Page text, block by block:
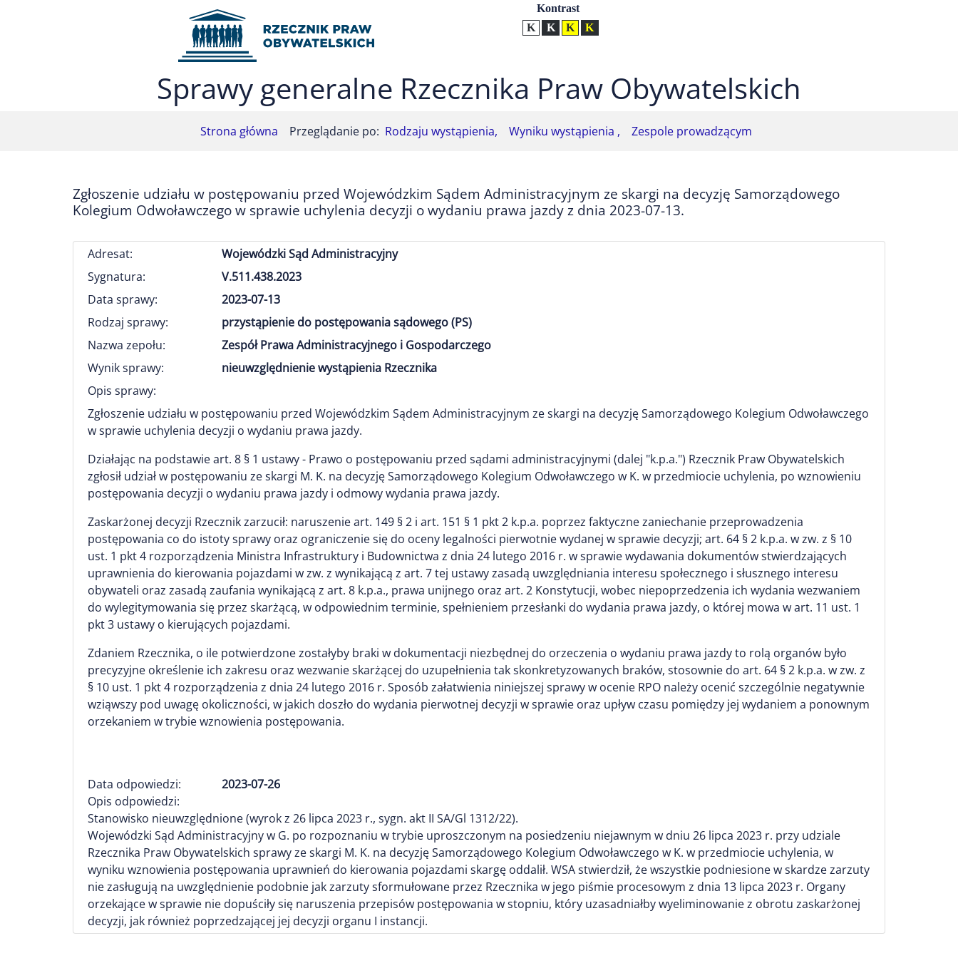
Przejdź do menu głównego (nacisnij Enter)
Przejdź do mapy serwisu (nacisnij Enter) UstawieniaKontrast
Kontrast normalny
Kontrast biały tekst na czarnym
Kontrast czarny tekst na żółtym
Sprawy generalne Rzecznika Praw Obywatelskich
Strona główna Przeglądanie po: Rodzaju wystąpienia, Wyniku wystąpienia , Zespole prowadzącym
Zgłoszenie udziału w postępowaniu przed Wojewódzkim Sądem Administracyjnym ze skargi na decyzję Samorządowego
Kolegium Odwoławczego w sprawie uchylenia decyzji o wydaniu prawa jazdy z dnia 2023-07-13.
Adresat:
Wojewódzki Sąd Administracyjny
Sygnatura:
V.511.438.2023
Data sprawy:
2023-07-13
Rodzaj sprawy:
przystąpienie do postępowania sądowego (PS)
Nazwa zepołu:
Zespół Prawa Administracyjnego i Gospodarczego
Wynik sprawy:
nieuwzględnienie wystąpienia Rzecznika
Opis sprawy:
Zgłoszenie udziału w postępowaniu przed Wojewódzkim Sądem Administracyjnym ze skargi na decyzję Samorządowego Kolegium Odwoławczego
w sprawie uchylenia decyzji o wydaniu prawa jazdy.
Działając na podstawie art. 8 § 1 ustawy - Prawo o postępowaniu przed sądami administracyjnymi (dalej "k.p.a.") Rzecznik Praw Obywatelskich
zgłosił udział w postępowaniu ze skargi M. K. na decyzję Samorządowego Kolegium Odwoławczego w K. w przedmiocie uchylenia, po wznowieniu
postępowania decyzji o wydaniu prawa jazdy i odmowy wydania prawa jazdy.
Zaskarżonej decyzji Rzecznik zarzucił: naruszenie art. 149 § 2 i art. 151 § 1 pkt 2 k.p.a. poprzez faktyczne zaniechanie przeprowadzenia
postępowania co do istoty sprawy oraz ograniczenie się do oceny legalności pierwotnie wydanej w sprawie decyzji; art. 64 § 2 k.p.a. w zw. z § 10
ust. 1 pkt 4 rozporządzenia Ministra Infrastruktury i Budownictwa z dnia 24 lutego 2016 r. w sprawie wydawania dokumentów stwierdzających
uprawnienia do kierowania pojazdami w zw. z wynikającą z art. 7 tej ustawy zasadą uwzględniania interesu społecznego i słusznego interesu
obywateli oraz zasadą zaufania wynikającą z art. 8 k.p.a., prawa unijnego oraz art. 2 Konstytucji, wobec niepoprzedzenia ich wydania wezwaniem
do wylegitymowania się przez skarżącą, w odpowiednim terminie, spełnieniem przesłanki do wydania prawa jazdy, o której mowa w art. 11 ust. 1
pkt 3 ustawy o kierujących pojazdami.
Zdaniem Rzecznika, o ile potwierdzone zostałyby braki w dokumentacji niezbędnej do orzeczenia o wydaniu prawa jazdy to rolą organów było
precyzyjne określenie ich zakresu oraz wezwanie skarżącej do uzupełnienia tak skonkretyzowanych braków, stosownie do art. 64 § 2 k.p.a. w zw. z
§ 10 ust. 1 pkt 4 rozporządzenia z dnia 24 lutego 2016 r. Sposób załatwienia niniejszej sprawy w ocenie RPO należy ocenić szczególnie negatywnie
wziąwszy pod uwagę okoliczności, w jakich doszło do wydania pierwotnej decyzji w sprawie oraz upływ czasu pomiędzy jej wydaniem a ponownym
orzekaniem w trybie wznowienia postępowania.
Data odpowiedzi:
2023-07-26
Opis odpowiedzi:
Stanowisko nieuwzględnione (wyrok z 26 lipca 2023 r., sygn. akt II SA/Gl 1312/22).
Wojewódzki Sąd Administracyjny w G. po rozpoznaniu w trybie uproszczonym na posiedzeniu niejawnym w dniu 26 lipca 2023 r. przy udziale
Rzecznika Praw Obywatelskich sprawy ze skargi M. K. na decyzję Samorządowego Kolegium Odwoławczego w K. w przedmiocie uchylenia, w
wyniku wznowienia postępowania uprawnień do kierowania pojazdami skargę oddalił. WSA stwierdził, że wszystkie podniesione w skardze zarzuty
nie zasługują na uwzględnienie podobnie jak zarzuty sformułowane przez Rzecznika w jego piśmie procesowym z dnia 13 lipca 2023 r. Organy
orzekające w sprawie nie dopuściły się naruszenia przepisów postępowania w stopniu, który uzasadniałby wyeliminowanie z obrotu zaskarżonej
decyzji, jak również poprzedzającej jej decyzji organu I instancji.